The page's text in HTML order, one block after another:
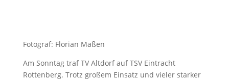
Fotograf: Florian Maßen
Am Sonntag traf TV Altdorf auf TSV Eintracht
Rottenberg. Trotz großem Einsatz und vieler starker